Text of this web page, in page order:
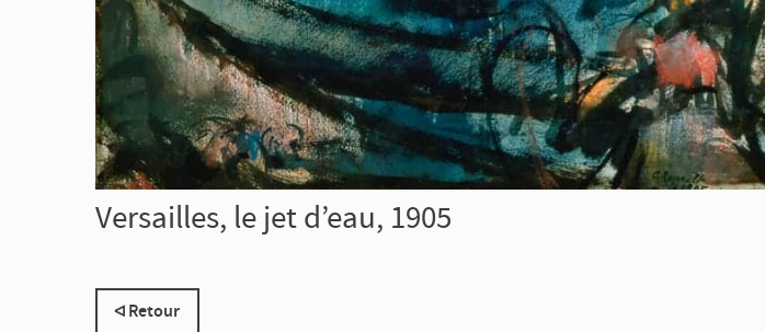
Versailles, le jet d’eau, 1905
Retour